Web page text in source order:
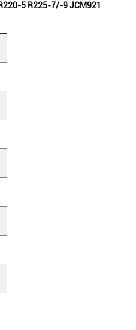
5 R225-7/-9 JCM921